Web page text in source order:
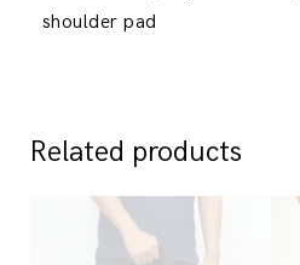
shoulder pad
Related products